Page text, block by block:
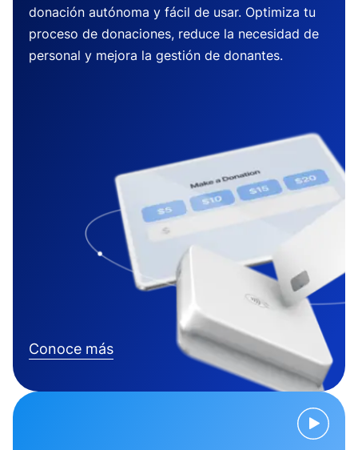
donación autónoma y fácil de usar. Optimiza tu
proceso de donaciones, reduce la necesidad de
personal y mejora la gestión de donantes.
Conoce más